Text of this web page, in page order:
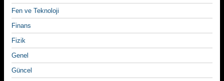
Fen ve Teknoloji
Finans
Fizik
Genel
Güncel